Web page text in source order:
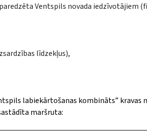
Ventspils novada iedzīvotājiem
līdzekļus),
labiekārtošanas kombināts” kravas
maršruta: